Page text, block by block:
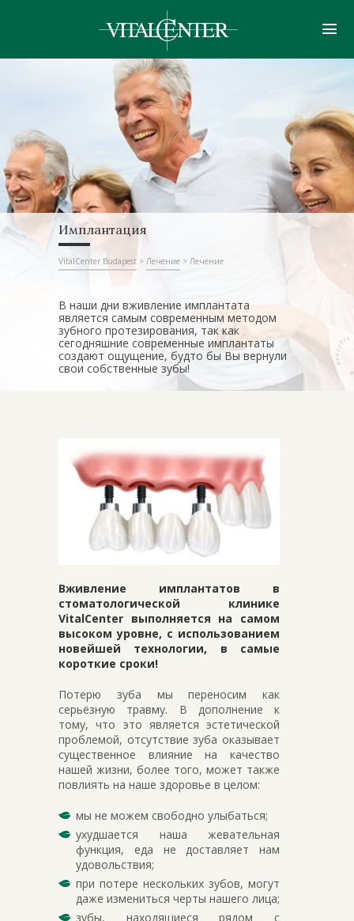
Имплантация
VitalCenter Budapest > Лечение > Лечение
В наши дни вживление имплантата
является самым современным методом
зубного протезирования, так как
сегодняшние современные имплантаты
создают ощущение, будто бы Вы вернули
свои собственные зубы!
Вживление имплантатов в
стоматологической клинике
VitalCenter выполняется на самом
высоком уровне, с использованием
новейшей технологии, в самые
короткие сроки!
Потерю зуба мы переносим как
серьёзную травму. В дополнение к
тому, что это является эстетической
проблемой, отсутствие зуба оказывает
существенное влияние на качество
нашей жизни, более того, может также
повлиять на наше здоровье в целом:
мы не можем свободно улыбаться;
ухудшается наша жевательная
функция, еда не доставляет нам
удовольствия;
при потере нескольких зубов, могут
даже измениться черты нашего лица;
зубы, находящиеся рядом с